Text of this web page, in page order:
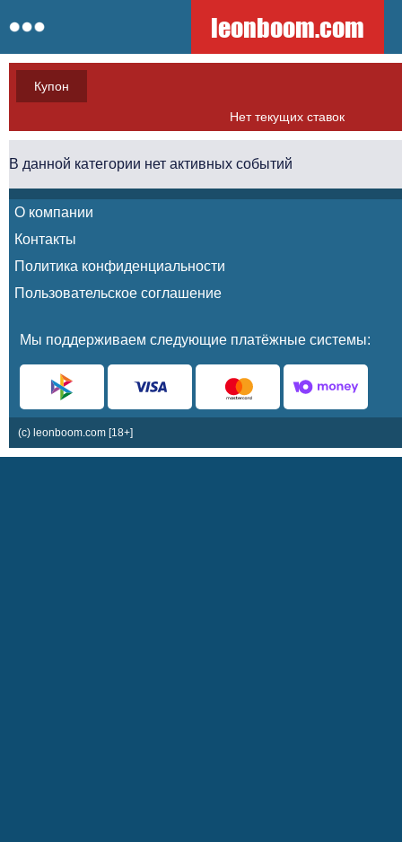
leonboom.com
Купон
Нет текущих ставок
В данной категории нет активных событий
О компании
Контакты
Политика конфиденциальности
Пользовательское соглашение
Мы поддерживаем следующие платёжные системы:
(c) leonboom.com [18+]